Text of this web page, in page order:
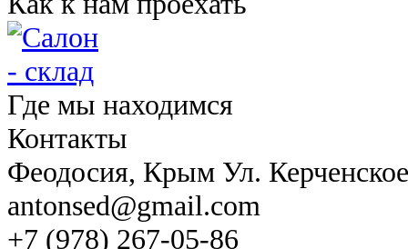
Где мы находимся
Контакты
Феодосия, Крым Ул.
antonsed@gmail.com
+7 (978) 267-05-86